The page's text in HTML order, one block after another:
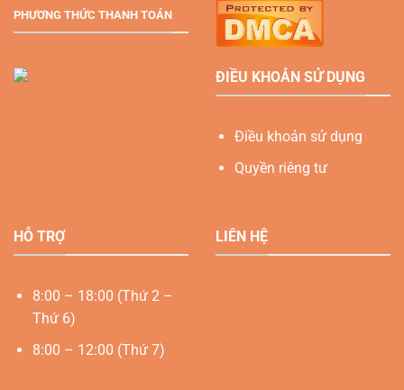
PHƯƠNG THỨC THANH TOÁN
ĐIỀU KHOẢN SỬ DỤNG
Điều khoản sử dụng
Quyền riêng tư
HỖ TRỢ
8:00 – 18:00 (Thứ 2 –
Thứ 6)
8:00 – 12:00 (Thứ 7)
LIÊN HỆ